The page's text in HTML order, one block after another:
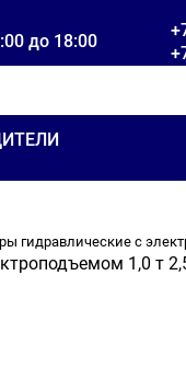
до 18:00
гидравлические c
1,0 т